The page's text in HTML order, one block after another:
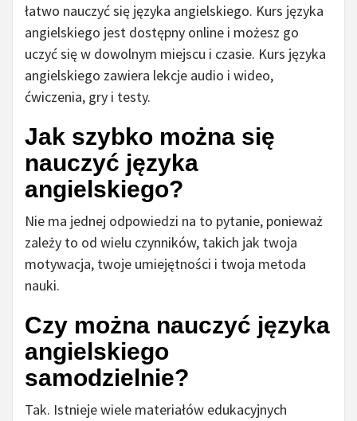
łatwo nauczyć się języka angielskiego. Kurs języka
angielskiego jest dostępny online i możesz go
uczyć się w dowolnym miejscu i czasie. Kurs języka
angielskiego zawiera lekcje audio i wideo,
ćwiczenia, gry i testy.
Jak szybko można się
nauczyć języka
angielskiego?
Nie ma jednej odpowiedzi na to pytanie, ponieważ
zależy to od wielu czynników, takich jak twoja
motywacja, twoje umiejętności i twoja metoda
nauki.
Czy można nauczyć języka
angielskiego
samodzielnie?
Tak. Istnieje wiele materiałów edukacyjnych